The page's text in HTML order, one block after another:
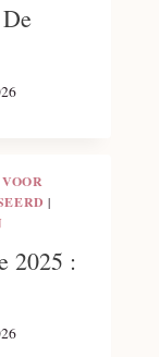
|
2025 :